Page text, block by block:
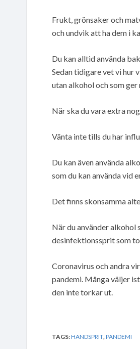
Frukt, grönsaker och
och undvik att ha dem i
Du kan alltid använda
Sedan tidigare vet vi hur
utan alkohol och som
När ska du vara extra
Vänta inte tills du har
Du kan även använda
som du kan använda vid
Det finns skonsamma
När du använder alkohol
desinfektionssprit som
Coronavirus och andra
pandemi. Många väljer
den inte torkar ut.
TAGS:HANDSPRIT PANDEMI